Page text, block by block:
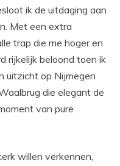
ik de uitdaging aan
Met een extra
trap die me hoger en
rijkelijk beloond toen ik
uitzicht op Nijmegen
die elegant de
van pure
willen verkennen,